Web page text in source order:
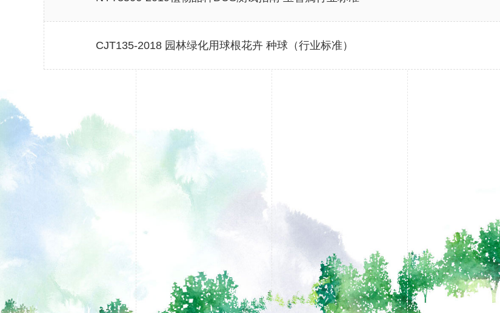
CJT135-2018 园林绿化用球根花卉 种球（行业标准）